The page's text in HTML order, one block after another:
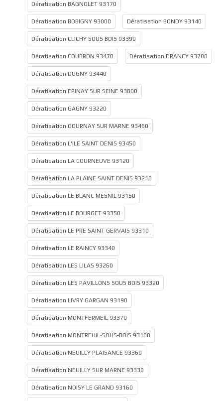
Dératisation BAGNOLET 93170
Dératisation BOBIGNY 93000 Dératisation BONDY 93140
Dératisation CLICHY SOUS BOIS 93390
Dératisation COUBRON 93470 Dératisation DRANCY 93700
Dératisation DUGNY 93440
Dératisation EPINAY SUR SEINE 93800
Dératisation GAGNY 93220
Dératisation GOURNAY SUR MARNE 93460
Dératisation L'ILE SAINT DENIS 93450
Dératisation LA COURNEUVE 93120
Dératisation LA PLAINE SAINT DENIS 93210
Dératisation LE BLANC MESNIL 93150
Dératisation LE BOURGET 93350
Dératisation LE PRE SAINT GERVAIS 93310
Dératisation LE RAINCY 93340
Dératisation LES LILAS 93260
Dératisation LES PAVILLONS SOUS BOIS 93320
Dératisation LIVRY GARGAN 93190
Dératisation MONTFERMEIL 93370
Dératisation MONTREUIL-SOUS-BOIS 93100
Dératisation NEUILLY PLAISANCE 93360
Dératisation NEUILLY SUR MARNE 93330
Dératisation NOISY LE GRAND 93160